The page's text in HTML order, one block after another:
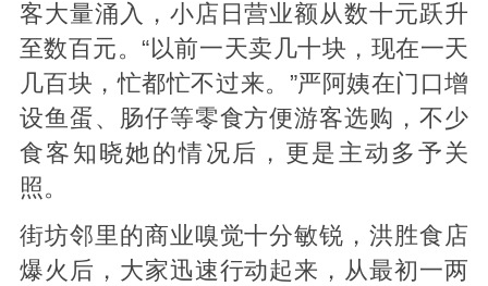
客大量涌入，小店日营业额从数十元跃升
至数百元。“以前一天卖几十块，现在一天
几百块，忙都忙不过来。”严阿姨在门口增
设鱼蛋、肠仔等零食方便游客选购，不少
食客知晓她的情况后，更是主动多予关
照。
街坊邻里的商业嗅觉十分敏锐，洪胜食店
爆火后，大家迅速行动起来，从最初一两